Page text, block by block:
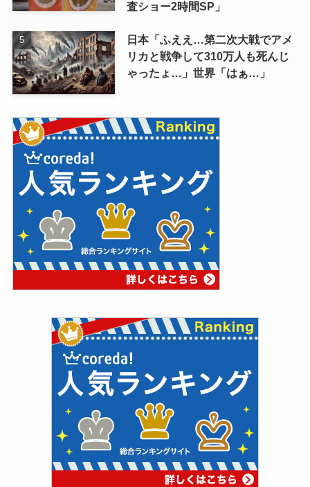
査ショー2時間SP」
日本「ふええ…第二次大戦でアメ
リカと戦争して310万人も死んじ
ゃったょ…」世界「はぁ…」